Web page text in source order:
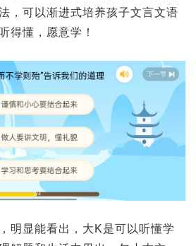
，可以渐进式培养孩子文言文语
得懂，愿意学！
明显能看出，大K是可以听懂学